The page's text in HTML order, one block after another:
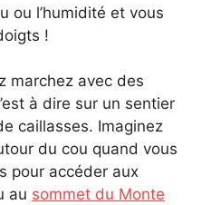
ou l’humidité et vous
!
marchez avec des
à dire sur un sentier
caillasses. Imaginez
du cou quand vous
pour accéder aux
au sommet du Monte